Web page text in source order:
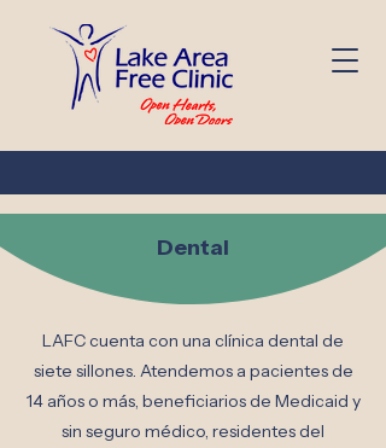
Dental
LAFC cuenta con una clínica dental de
siete sillones. Atendemos a pacientes de
14 años o más, beneficiarios de Medicaid y
sin seguro médico, residentes del